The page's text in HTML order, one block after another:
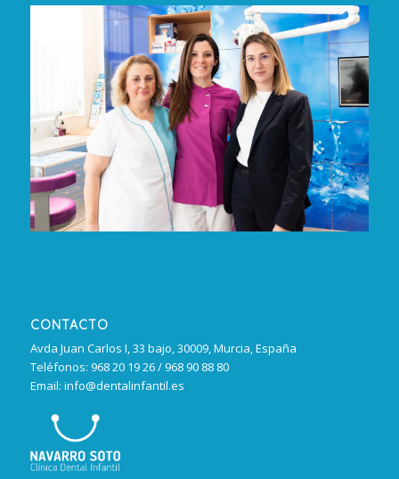
CONTACTO
Avda Juan Carlos I, 33 bajo, 30009, Murcia, España
Teléfonos: 968 20 19 26 / 968 90 88 80
Email: info@dentalinfantil.es